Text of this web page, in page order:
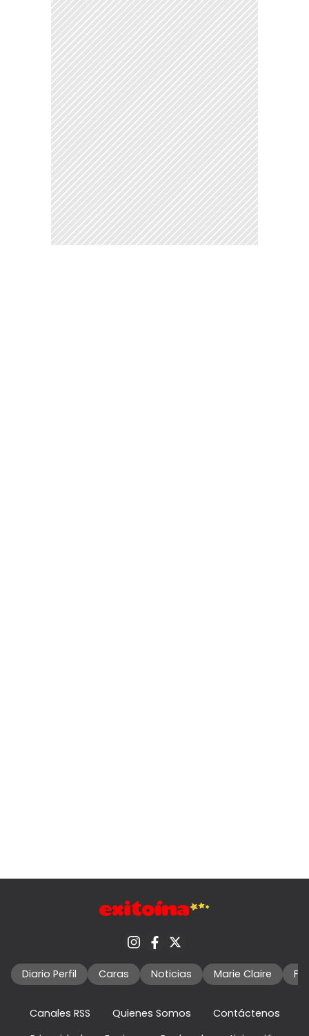
Diario Perfil Caras Noticias Marie Claire
Canales RSS Quienes Somos
Contáctenos